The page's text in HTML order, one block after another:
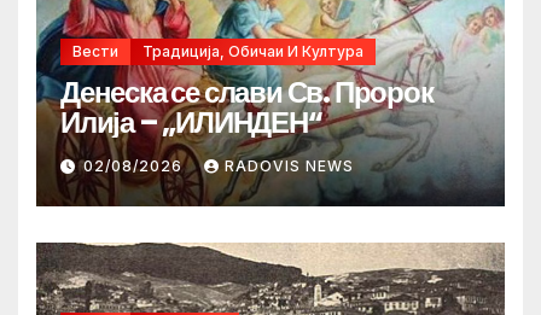
Вести Традиција, Обичаи И Култура
Денеска се слави Св. Пророк
Илија – „ИЛИНДЕН“
02/08/2026 RADOVIS NEWS